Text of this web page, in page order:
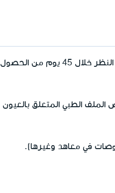
المتوجه الذي لم تتم المصادقة على استحقاقه لرسوم المرافقة، يمكنه التوجه بطلب لإعادة النظر خلال 45 يوم من الحصول
طبيب عيون. ملخص الملف الطبي المتعلق بالعيون
في معاهد وغيرها).